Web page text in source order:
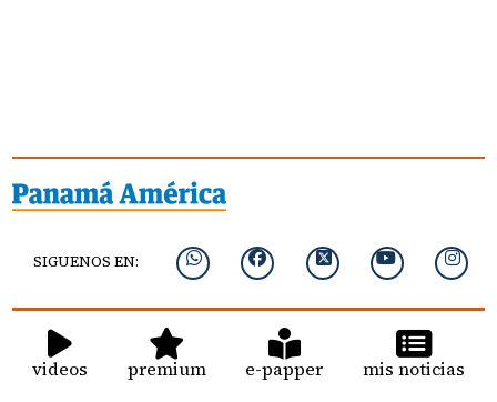
SIGUENOS EN:
videos premium e-papper mis noticias